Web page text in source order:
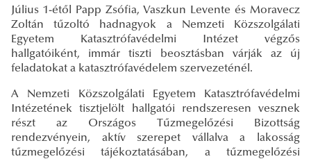
Július 1-étől Papp Zsófia, Vaszkun Levente és Moravecz
Zoltán tűzoltó hadnagyok a Nemzeti Közszolgálati
Egyetem Katasztrófavédelmi Intézet végzős
hallgatóiként, immár tiszti beosztásban várják az új
feladatokat a katasztrófavédelem szervezeténél.
A Nemzeti Közszolgálati Egyetem Katasztrófavédelmi
Intézetének tisztjelölt hallgatói rendszeresen vesznek
részt az Országos Tűzmegelőzési Bizottság
rendezvényein, aktív szerepet vállalva a lakosság
tűzmegelőzési tájékoztatásában, a tűzmegelőzési